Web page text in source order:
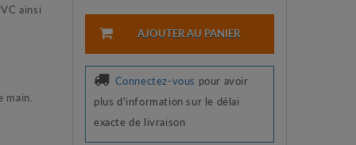
ainsi
AJOUTER AU PANIER
Connectez-vous pour avoir
plus d'information sur le délai
exacte de livraison